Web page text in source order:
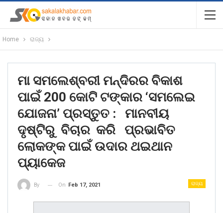
Home ରାଜ୍ୟ
ମା ସମଲେଶ୍ବରୀ ମନ୍ଦିରର ବିକାଶ
ପାଇଁ 200 କୋଟି ଟଙ୍କାର ‘ସମଲେଇ
ଯୋଜନା’ ପ୍ରସ୍ତୁତ : ମାନବୀୟ
ଦୃଷ୍ଟିରୁ ବିଚାର କରି ପ୍ରଭାବିତ
ଲୋକଙ୍କ ପାଇଁ ଉଦାର ଥଇଥାନ
ପ୍ୟାକେଜ
ରାଜ୍ୟ
By On Feb 17, 2021